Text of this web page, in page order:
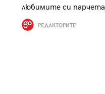
любимите си парчета
РЕДАКТОРИТЕ